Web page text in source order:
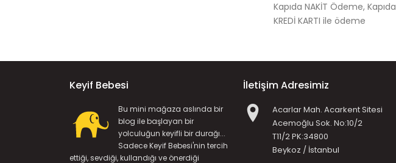
Kapıda NAKİT Ödeme, Kapıda
KREDİ KARTI ile ödeme
Keyif Bebesi
Bu mini mağaza aslında bir
blog ile başlayan bir
yolculuğun keyifli bir durağı...
Sadece Keyif Bebesi'nin tercih
ettiği, sevdiği, kullandığı ve önerdiği
İletişim Adresimiz
Acarlar Mah. Acarkent Sitesi
Acemoğlu Sok. No:10/2
T11/2 PK:34800
Beykoz / İstanbul